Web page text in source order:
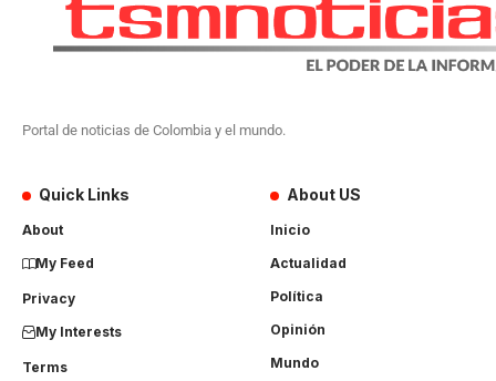
Portal de noticias de Colombia y el mundo.
Quick Links
About
My Feed
Privacy
My Interests
Terms
About US
Inicio
Actualidad
Política
Opinión
Mundo